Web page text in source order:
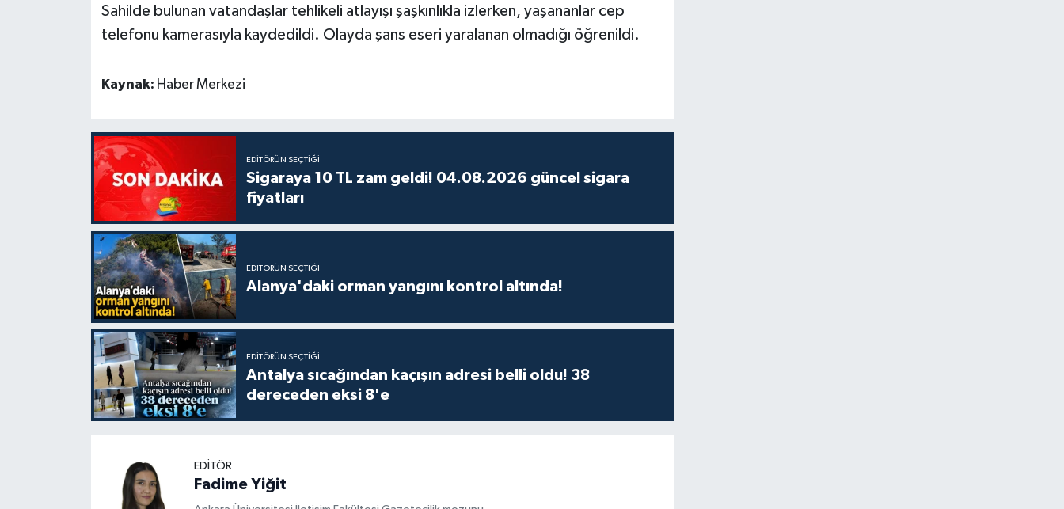
Sahilde bulunan vatandaşlar tehlikeli atlayışı şaşkınlıkla izlerken, yaşananlar cep
telefonu kamerasıyla kaydedildi. Olayda şans eseri yaralanan olmadığı öğrenildi.
Kaynak: Haber Merkezi
EDITÖRÜN SEÇTIĞI
Sigaraya 10 TL zam geldi! 04.08.2026 güncel sigara
fiyatları
EDITÖRÜN SEÇTIĞI
Alanya'daki orman yangını kontrol altında!
EDITÖRÜN SEÇTIĞI
Antalya sıcağından kaçışın adresi belli oldu! 38
dereceden eksi 8'e
EDITÖR
Fadime Yiğit